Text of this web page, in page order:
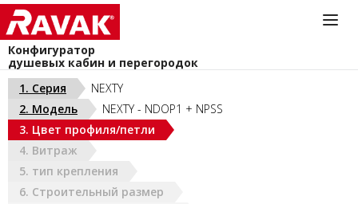
Конфигуратор
душевых кабин и перегородок
install@ravak.ua
Пн - Пт. 9.00 - 18.00
УКРАИНА (РУС)
1. Серия
NEXTY
2. Модель
NEXTY - NDOP1 + NPSS
3. Цвет профиля/петли
4. Витраж
5. тип крепления
6. Строительный размер